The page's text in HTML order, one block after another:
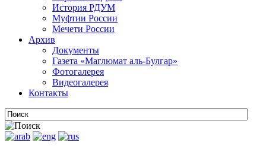
История РДУМ
Муфтии России
Мечети России
Архив
Документы
Газета «Маглюмат аль-Булгар»
Фотогалерея
Видеогалерея
Контакты